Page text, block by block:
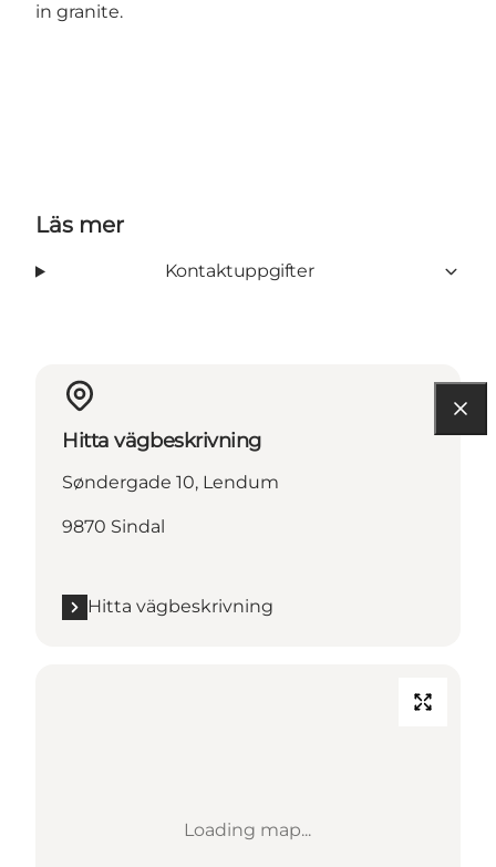
in granite.
Läs mer
Kontaktuppgifter
Hitta vägbeskrivning
Søndergade 10, Lendum
9870 Sindal
Hitta vägbeskrivning
Loading map...